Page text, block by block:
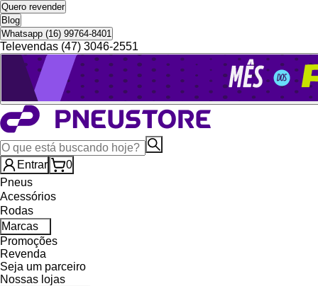
Quero revender
Blog
Whatsapp (16) 99764-8401
Televendas (47) 3046-2551
Entrar
0
Pneus
Acessórios
Rodas
Marcas
Promoções
Revenda
Seja um parceiro
Nossas lojas